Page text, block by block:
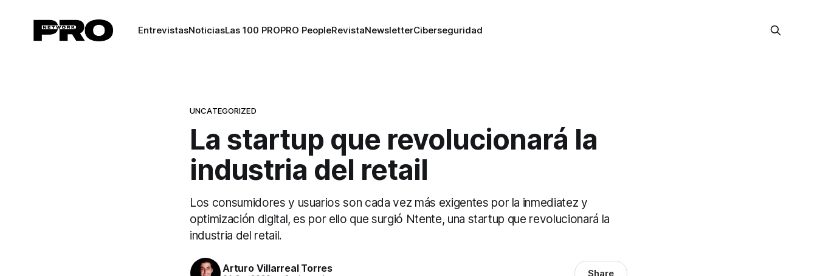
EntrevistasNoticiasLas 100 PROPRO PeopleRevistaNewsletterCiberseguridad
UNCATEGORIZED
La startup que revolucionará la
industria del retail
Los consumidores y usuarios son cada vez más exigentes por la inmediatez y
optimización digital, es por ello que surgió Ntente, una startup que revolucionará la
industria del retail.
Arturo Villarreal Torres Share